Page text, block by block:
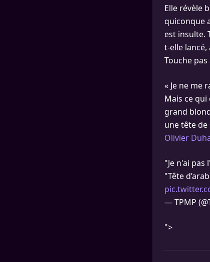
Elle révèle
quiconque
est insulte.
t-elle lancé,
Touche
« Je ne me
Mais ce
grand
une tête de
Olivier
"Je n'ai
"Tête
— TPMP
">